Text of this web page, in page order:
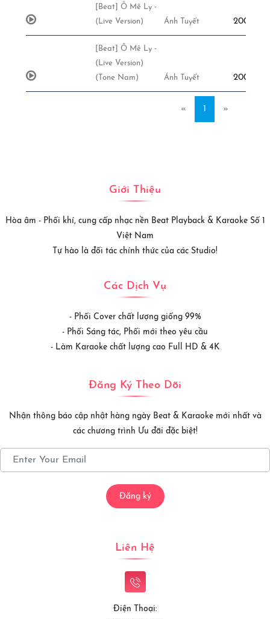
[Beat] Ô Mê Ly -
(Live Version)
Ánh Tuyết
[Beat] Ô Mê Ly -
(Live Version)
(Tone Nam)
Ánh Tuyết
« 1 »
Giới Thiệu
Hòa âm - Phối khí, cung cấp nhạc nền Beat Playback & Karaoke Số 1
Việt Nam
Tự hào là đối tác chính thức của các Studio!
Các Dịch Vụ
- Phối Cover chất lượng giống 99%
- Phối Sáng tác, Phối mới theo yêu cầu
- Làm Karaoke chất lượng cao Full HD & 4K
Đăng Ký Theo Dõi
Nhận thông báo cập nhật hàng ngày Beat & Karaoke mới nhất và
các chương trình Ưu đãi đặc biệt!
Đăng ký
Liên Hệ
Điện Thoại: